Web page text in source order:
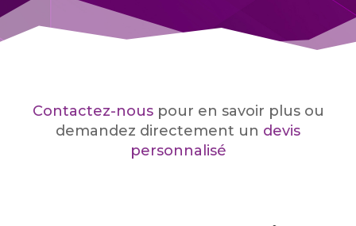
Contactez-nouspour en savoir plus ou
demandez directement un devis
personnalisé